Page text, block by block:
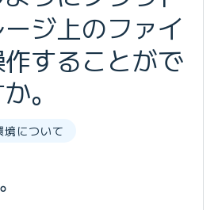
ジ上のファイ
することがで
。
境について